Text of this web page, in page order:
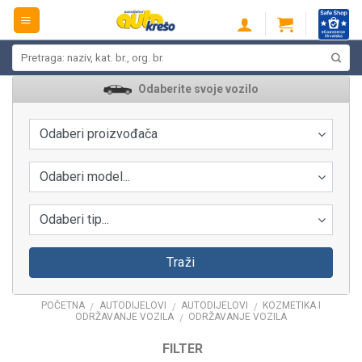
Skip
content
Odaberite svoje vozilo
Odaberi proizvođača
Odaberi model...
Odaberi tip...
Traži
POČETNA / AUTODIJELOVI / AUTODIJELOVI / KOZMETIKA I
ODRŽAVANJE VOZILA / ODRŽAVANJE VOZILA
FILTER